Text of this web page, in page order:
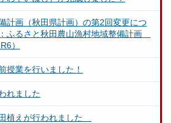
計画（秋田県計画）の第2回変更につ
ふるさと秋田農山漁村地域整備計画
）
授業を行いました！
れました
植えが行われました